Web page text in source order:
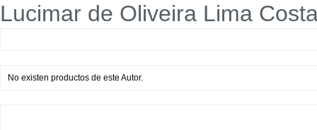
Lucimar de Oliveira Lima
No existen productos de este Autor.